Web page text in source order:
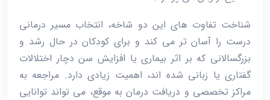
شناخت تفاوت ‌های این دو شاخه، انتخاب مسیر درمانی
درست را آسان ‌تر می ‌کند و برای کودکان در حال رشد و
بزرگسالانی که بر اثر بیماری یا افزایش سن دچار اختلالات
گفتاری یا زبانی شده ‌اند، اهمیت زیادی دارد. مراجعه به
مراکز تخصصی و دریافت درمان به موقع، می ‌تواند توانایی